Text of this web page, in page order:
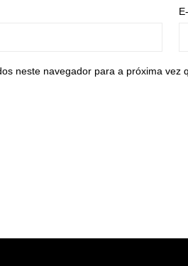
neste navegador para a próxima vez